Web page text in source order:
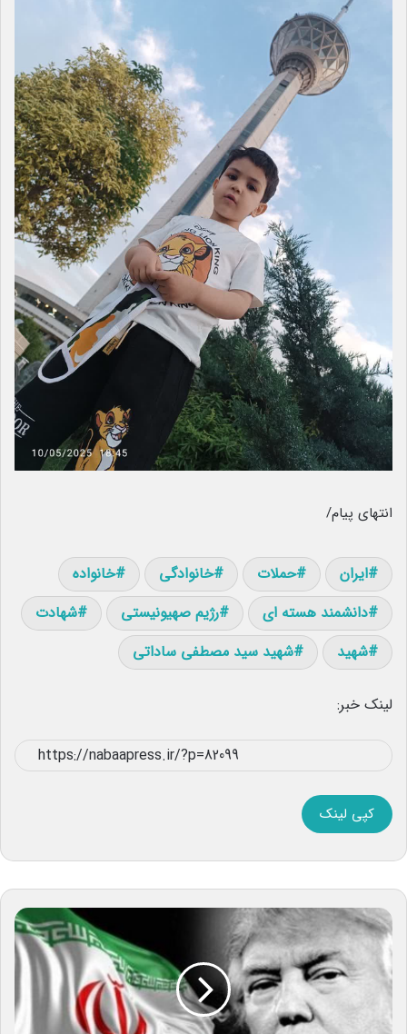
انتهای پیام/
ایران حملات خانوادگی
خانواده
دانشمند هسته ای
رژیم صهیونیستی
شهادت
شهید
شهید سید مصطفی ساداتی
لینک خبر:
کپی لینک